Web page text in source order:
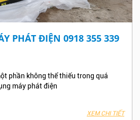
PHÁT ĐIỆN 0918 355 339
phần không thể thiếu trong quá
máy phát điện
XEM CHI TIẾT